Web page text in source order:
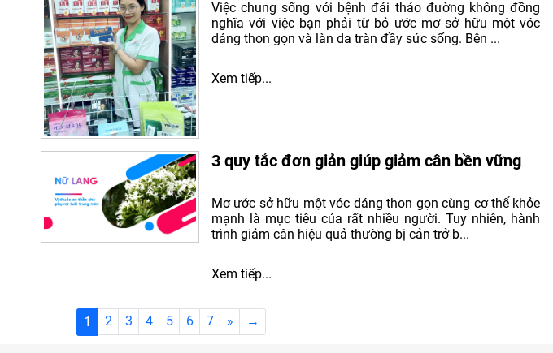
Việc chung sống với bệnh đái tháo đường không đồng
nghĩa với việc bạn phải từ bỏ ước mơ sở hữu một vóc
dáng thon gọn và làn da tràn đầy sức sống. Bên ...
Xem tiếp...
3 quy tắc đơn giản giúp giảm cân bền vững
Mơ ước sở hữu một vóc dáng thon gọn cùng cơ thể khỏe
mạnh là mục tiêu của rất nhiều người. Tuy nhiên, hành
trình giảm cân hiệu quả thường bị cản trở b...
Xem tiếp...
1 2 3 4 5 6 7 » →